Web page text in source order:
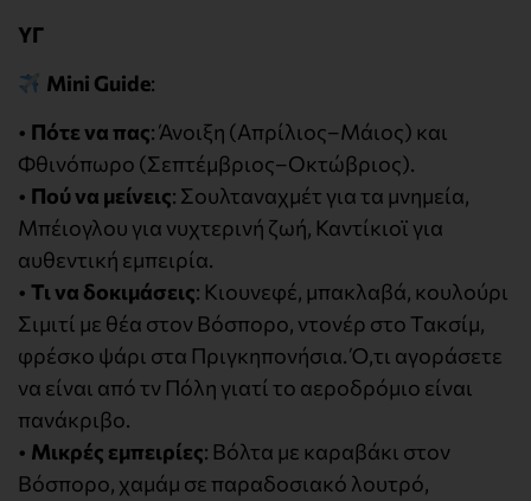
ΥΓ
Mini Guide:
• Πότε να πας: Άνοιξη (Απρίλιος–Μάιος) και
Φθινόπωρο (Σεπτέμβριος–Οκτώβριος).
• Πού να μείνεις: Σουλταναχμέτ για τα μνημεία,
Μπέιογλου για νυχτερινή ζωή, Καντίκιοϊ για
αυθεντική εμπειρία.
• Τι να δοκιμάσεις: Κιουνεφέ, μπακλαβά, κουλούρι
Σιμιτί με θέα στον Βόσπορο, ντονέρ στο Τακσίμ,
φρέσκο ψάρι στα Πριγκηπονήσια. Ό,τι αγοράσετε
να είναι από τν Πόλη γιατί το αεροδρόμιο είναι
πανάκριβο.
• Μικρές εμπειρίες: Βόλτα με καραβάκι στον
Βόσπορο, χαμάμ σε παραδοσιακό λουτρό,